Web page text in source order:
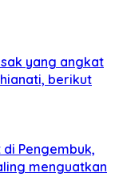
yang angkat
berikut
Pengembuk,
menguatkan